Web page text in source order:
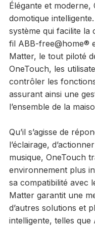
Élégante et
domotique
système qui facilite la
fil ABB-free@home®
Matter, le tout piloté
OneTouch, les
contrôler les
assurant ainsi une
l’ensemble de la
Qu’il s’agisse de
l’éclairage,
musique, OneTouch
environnement plus
sa compatibilité avec
Matter garantit une
d’autres solutions et
intelligente, telles